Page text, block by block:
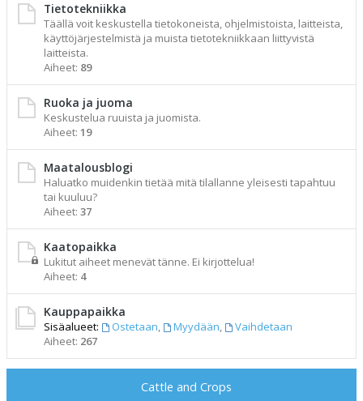
Tietotekniikka
Täällä voit keskustella tietokoneista, ohjelmistoista, laitteista,
käyttöjärjestelmistä ja muista tietotekniikkaan liittyvistä
laitteista.
Aiheet: 89
Ruoka ja juoma
Keskustelua ruuista ja juomista.
Aiheet: 19
Maatalousblogi
Haluatko muidenkin tietää mitä tilallanne yleisesti tapahtuu
tai kuuluu?
Aiheet: 37
Kaatopaikka
Lukitut aiheet menevät tänne. Ei kirjottelua!
Aiheet: 4
Kauppapaikka
Sisäalueet: Ostetaan, Myydään,
Vaihdetaan
Aiheet: 267
Cattle and Crops